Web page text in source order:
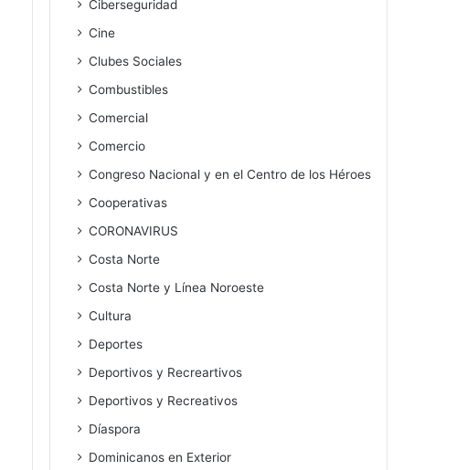
Ciberseguridad
Cine
Clubes Sociales
Combustibles
Comercial
Comercio
Congreso Nacional y en el Centro de los Héroes
Cooperativas
CORONAVIRUS
Costa Norte
Costa Norte y Línea Noroeste
Cultura
Deportes
Deportivos y Recreartivos
Deportivos y Recreativos
Díaspora
Dominicanos en Exterior